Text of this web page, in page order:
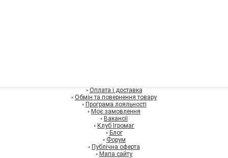
◦ Оплата і доставка
◦ Обмін та повернення товару
◦ Програма лояльності
◦ Моє замовлення
◦ Вакансії
◦ Клуб Ігромаг
◦ Блог
◦ Форум
◦ Публічна оферта
◦ Мапа сайту